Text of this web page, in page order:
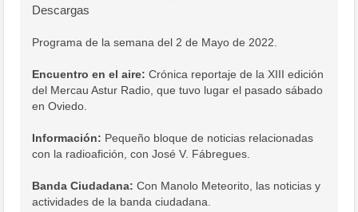
Descargas
Programa de la semana del 2 de Mayo de 2022.
Encuentro en el aire: Crónica reportaje de la XIII edición
del Mercau Astur Radio, que tuvo lugar el pasado sábado
en Oviedo.
Información: Pequeño bloque de noticias relacionadas
con la radioafición, con José V. Fábregues.
Banda Ciudadana: Con Manolo Meteorito, las noticias y
actividades de la banda ciudadana.